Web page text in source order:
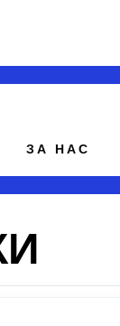
ЗА НАС